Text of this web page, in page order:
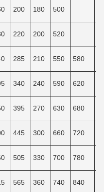
200 180 500
220 200 520
285 210 550 580
340 240 590 620
395 270 630 680
445 300 660 720
505 330 700 780
565 360 740 840